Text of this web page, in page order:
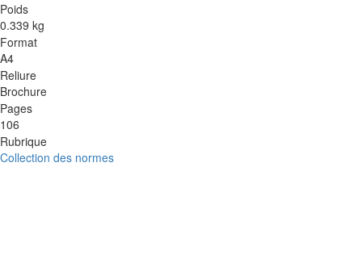
Poids
0.339 kg
Format
A4
Reliure
Brochure
Pages
106
Rubrique
Collection des normes